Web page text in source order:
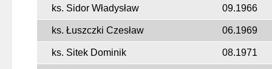
ks. Sidor Władysław 09.1966
ks. Łuszczki Czesław 06.1969
ks. Sitek Dominik 08.1971